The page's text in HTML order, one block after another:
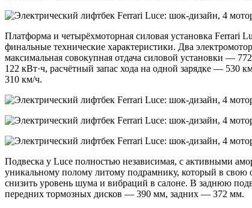
Платформа и четырёхмоторная силовая установка Ferrari
финальные технические характеристики. Два
максимальная совокупная отдача силовой установки —
122 кВт·ч, расчётный запас хода на одной зарядке — 530
310 км/ч.
Подвеска у Luce полностью независимая, с активными
уникальному полому литому подрамнику, который в свою
снизить уровень шума и вибраций в салоне. В заднюю
передних тормозных дисков — 390 мм, задних — 372 мм.